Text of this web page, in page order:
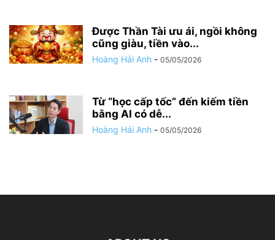
Được Thần Tài ưu ái, ngồi không
cũng giàu, tiền vào...
Hoàng Hải Anh - 05/05/2026
Từ “học cấp tốc” đến kiếm tiền
bằng AI có dễ...
Hoàng Hải Anh - 05/05/2026